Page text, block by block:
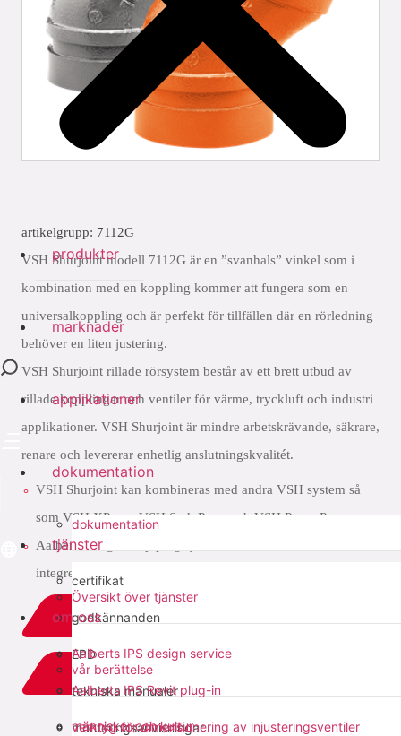
produkter
marknader
applikationer
dokumentation
dokumentation
certifikat
godkännanden
EPD
tekniska manualer
monteringsanvisningar
tjänster
Översikt över tjänster
Aalberts IPS design service
Aalberts IPS Revit plug-in
verktyg för dimensionering av injusteringsventiler
om oss
vår berättelse
människor och kultur
artikelgrupp: 7112G
VSH Shurjoint modell 7112G är en ”svanhals” vinkel som i
kombination med en koppling kommer att fungera som en
universalkoppling och är perfekt för tillfällen där en rörledning
behöver en liten justering.
VSH Shurjoint rillade rörsystem består av ett brett utbud av
rillade kopplingar och ventiler för värme, tryckluft och industri
applikationer. VSH Shurjoint är mindre arbetskrävande, säkrare,
renare och levererar enhetlig anslutningskvalitét.
VSH Shurjoint kan kombineras med andra VSH system så
som VSH XPress, VSH SudoPress och VSH PowerPress
Aalberts integrated piping systems sortiment omfattar fullt
integrerade rörsystem från 6mm till 104”
dela med sig: